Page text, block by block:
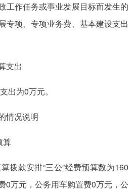
工作任务或事业发展目标而发生的
专项、专项业务费、基本建设支出
算支出
出为0万元。
情况说明
算
拨款安排“三公”经费预算数为160
0万元，公务用车购置费0万元，公